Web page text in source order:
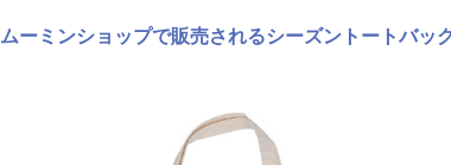
ムーミンショップで販売されるシーズントートバッ